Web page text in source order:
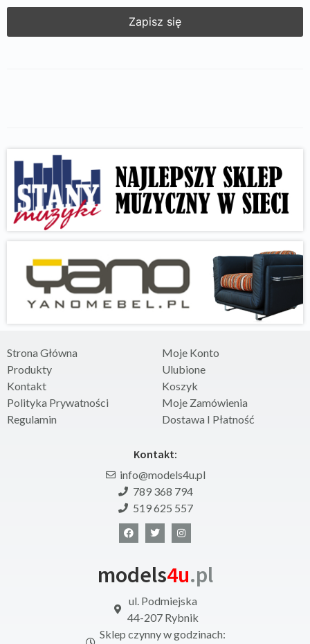
Strona Główna
Produkty
Kontakt
Polityka Prywatności
Regulamin
Moje Konto
Ulubione
Koszyk
Moje Zamówienia
Dostawa I Płatność
Kontakt:
info@models4u.pl
789 368 794
519 625 557
models4u.pl
ul. Podmiejska
44-207 Rybnik
Sklep czynny w godzinach: